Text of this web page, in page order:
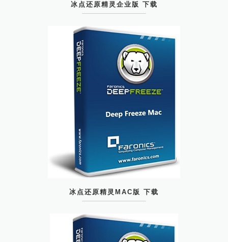
冰点还原精灵企业版 下载
冰点还原精灵MAC版 下载